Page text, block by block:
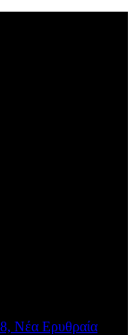
Νέα Ερυθραία